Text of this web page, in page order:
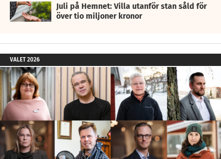
Juli på Hemnet: Villa utanför stan såld för
över tio miljoner kronor
VALET 2026